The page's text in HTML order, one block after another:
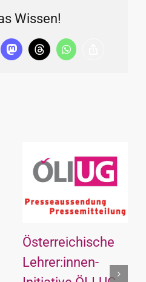
Wissen!
MastodonThreadsWhatsApp
Österreichische
Lehrer:innen-